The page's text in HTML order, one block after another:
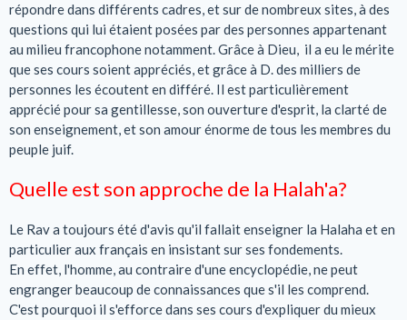
répondre dans différents cadres, et sur de nombreux sites, à des
questions qui lui étaient posées par des personnes appartenant
au milieu francophone notamment. Grâce à Dieu, il a eu le mérite
que ses cours soient appréciés, et grâce à D. des milliers de
personnes les écoutent en différé. Il est particulièrement
apprécié pour sa gentillesse, son ouverture d'esprit, la clarté de
son enseignement, et son amour énorme de tous les membres du
peuple juif.
Quelle est son approche de la Halah'a?
Le Rav a toujours été d'avis qu'il fallait enseigner la Halaha et en
particulier aux français en insistant sur ses fondements.
En effet, l'homme, au contraire d'une encyclopédie, ne peut
engranger beaucoup de connaissances que s'il les comprend.
C'est pourquoi il s'efforce dans ses cours d'expliquer du mieux